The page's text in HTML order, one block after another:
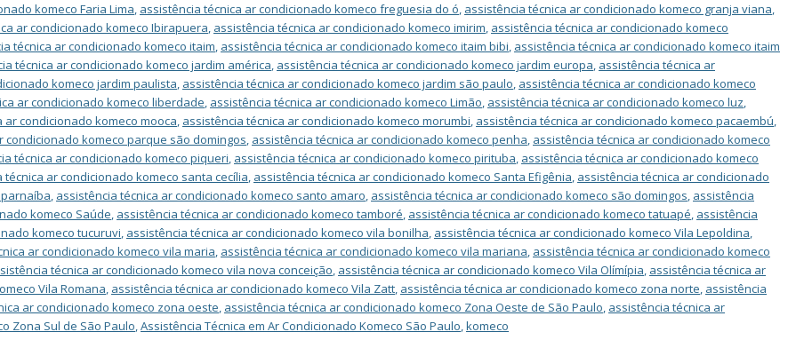
komeco Faria Lima, assistência técnica ar condicionado komeco freguesia do ó, assistência técnica ar condicionado komeco granja viana,
ar condicionado komeco Ibirapuera, assistência técnica ar condicionado komeco imirim, assistência técnica ar condicionado komeco
técnica ar condicionado komeco itaim, assistência técnica ar condicionado komeco itaim bibi, assistência técnica ar condicionado komeco itaim
técnica ar condicionado komeco jardim américa, assistência técnica ar condicionado komeco jardim europa, assistência técnica ar
komeco jardim paulista, assistência técnica ar condicionado komeco jardim são paulo, assistência técnica ar condicionado komeco
ar condicionado komeco liberdade, assistência técnica ar condicionado komeco Limão, assistência técnica ar condicionado komeco luz,
ar condicionado komeco mooca, assistência técnica ar condicionado komeco morumbi, assistência técnica ar condicionado komeco pacaembú,
condicionado komeco parque são domingos, assistência técnica ar condicionado komeco penha, assistência técnica ar condicionado komeco
técnica ar condicionado komeco piqueri, assistência técnica ar condicionado komeco pirituba, assistência técnica ar condicionado komeco
técnica ar condicionado komeco santa cecília, assistência técnica ar condicionado komeco Santa Efigênia, assistência técnica ar condicionado
, assistência técnica ar condicionado komeco santo amaro, assistência técnica ar condicionado komeco são domingos, assistência
komeco Saúde, assistência técnica ar condicionado komeco tamboré, assistência técnica ar condicionado komeco tatuapé, assistência
komeco tucuruvi, assistência técnica ar condicionado komeco vila bonilha, assistência técnica ar condicionado komeco Vila Lepoldina,
ar condicionado komeco vila maria, assistência técnica ar condicionado komeco vila mariana, assistência técnica ar condicionado komeco
técnica ar condicionado komeco vila nova conceição, assistência técnica ar condicionado komeco Vila Olímípia, assistência técnica ar
Vila Romana, assistência técnica ar condicionado komeco Vila Zatt, assistência técnica ar condicionado komeco zona norte, assistência
ar condicionado komeco zona oeste, assistência técnica ar condicionado komeco Zona Oeste de São Paulo, assistência técnica ar
Zona Sul de São Paulo,Assistência Técnica em Ar Condicionado Komeco São Paulo,komeco